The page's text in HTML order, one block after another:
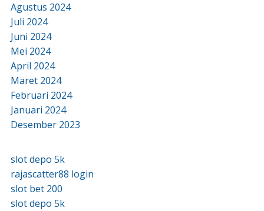
Agustus 2024
Juli 2024
Juni 2024
Mei 2024
April 2024
Maret 2024
Februari 2024
Januari 2024
Desember 2023
slot depo 5k
rajascatter88 login
slot bet 200
slot depo 5k